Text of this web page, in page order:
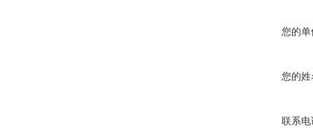
您的单
您的姓
联系电